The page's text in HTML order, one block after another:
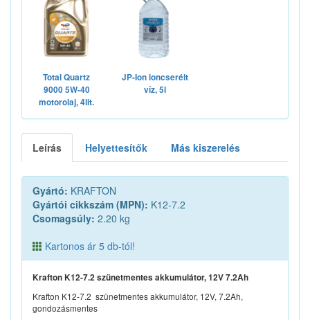
Total Quartz
9000 5W-40
motorolaj, 4lit.
JP-Ion ioncserélt
víz, 5l
Leírás Helyettesítők Más kiszerelés
Gyártó: KRAFTON
Gyártói cikkszám (MPN): K12-7.2
Csomagsúly: 2.20 kg
Kartonos ár 5 db-tól!
Krafton K12-7.2 szünetmentes akkumulátor, 12V 7.2Ah
Krafton K12-7.2 szünetmentes akkumulátor, 12V, 7.2Ah,
gondozásmentes